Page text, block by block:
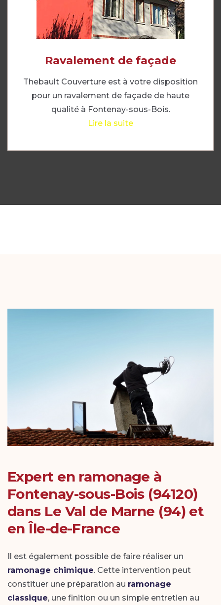
Ravalement de façade
Thebault Couverture est à votre disposition
pour un ravalement de façade de haute
qualité à Fontenay-sous-Bois.
Lire la suite
Expert en ramonage à
Fontenay-sous-Bois (94120)
dans Le Val de Marne (94) et
en Île-de-France
Il est également possible de faire réaliser un
ramonage chimique. Cette intervention peut
constituer une préparation au ramonage
classique, une finition ou un simple entretien au